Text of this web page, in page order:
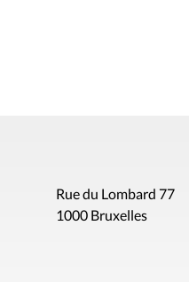
Rue du Lombard 77
1000 Bruxelles